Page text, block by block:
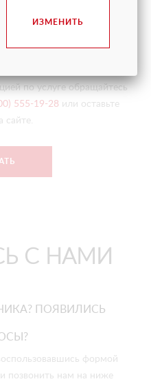
в решении любых
по услуге обращайтесь
555-19-28 или оставьте
сайте.
С НАМИ
ПОЯВИЛИСЬ
формой
позвонить нам на ниже
ИЗМЕНИТЬ